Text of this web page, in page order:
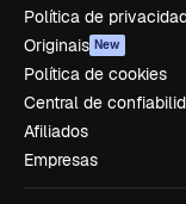
Política de
Originais New
Política de cookies
Central de
Afiliados
Empresas